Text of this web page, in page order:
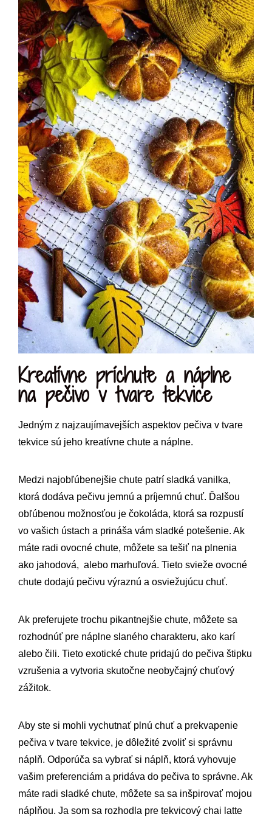
Kreatívne príchute a náplne
na pečivo v tvare tekvice
Jedným z najzaujímavejších aspektov pečiva v tvare
tekvice sú jeho kreatívne chute a náplne.
Medzi najobľúbenejšie chute patrí sladká vanilka,
ktorá dodáva pečivu jemnú a príjemnú chuť. Ďalšou
obľúbenou možnosťou je čokoláda, ktorá sa rozpustí
vo vašich ústach a prináša vám sladké potešenie. Ak
máte radi ovocné chute, môžete sa tešiť na plnenia
ako jahodová, alebo marhuľová. Tieto svieže ovocné
chute dodajú pečivu výraznú a osviežujúcu chuť.
Ak preferujete trochu pikantnejšie chute, môžete sa
rozhodnúť pre náplne slaného charakteru, ako karí
alebo čili. Tieto exotické chute pridajú do pečiva štipku
vzrušenia a vytvoria skutočne neobyčajný chuťový
zážitok.
Aby ste si mohli vychutnať plnú chuť a prekvapenie
pečiva v tvare tekvice, je dôležité zvoliť si správnu
náplň. Odporúča sa vybrať si náplň, ktorá vyhovuje
vašim preferenciám a pridáva do pečiva to správne. Ak
máte radi sladké chute, môžete sa sa inšpirovať mojou
náplňou. Ja som sa rozhodla pre tekvicový chai latte